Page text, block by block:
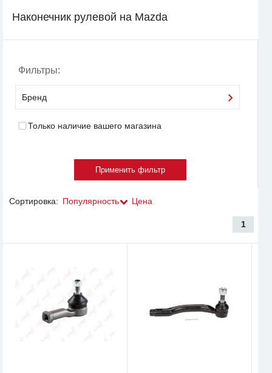
Наконечник рулевой на Mazda
Фильтры:
Бренд
Только наличие вашего магазина
Сортировка: Популярность Цена
1